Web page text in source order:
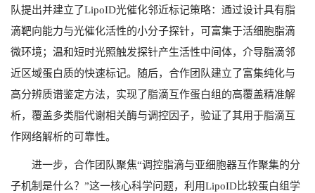
队提出并建立了LipoID光催化邻近标记策略：通过设计具有脂
滴靶向能力与光催化活性的小分子探针，可富集于活细胞脂滴
微环境；温和短时光照触发探针产生活性中间体，介导脂滴邻
近区域蛋白质的快速标记。随后，合作团队建立了富集纯化与
高分辨质谱鉴定方法，实现了脂滴互作蛋白组的高覆盖精准解
析，覆盖多类脂代谢相关酶与调控因子，验证了其用于脂滴互
作网络解析的可靠性。
进一步，合作团队聚焦“调控脂滴与亚细胞器互作聚集的分
子机制是什么？”这一核心科学问题，利用LipoID比较蛋白组学